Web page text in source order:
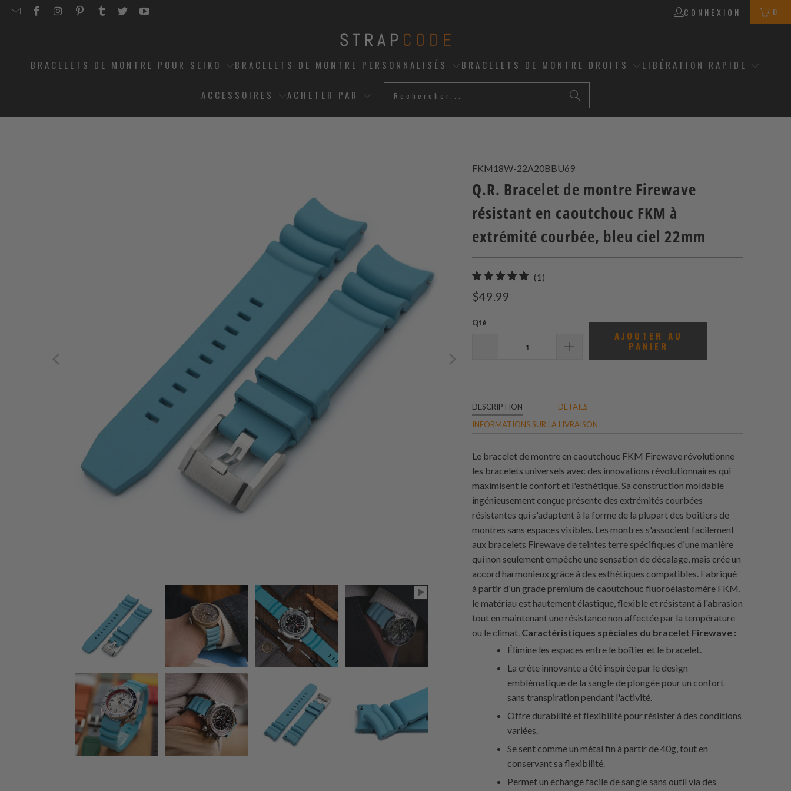
EMAILSTRAPCODE
STRAPCODE
STRAPCODE
STRAPCODE
STRAPCODE
STRAPCODE
CONNEXION 0
BRACELETS DE MONTRE POUR SEIKO BRACELETS DE MONTRE PERSONNALISÉS BRACELETS DE MONTRE DROITS LIBÉRATION RAPIDE
ACCESSOIRES ACHETER PAR
FKM18W-22A20BBU69
Q.R. Bracelet de montre Firewave
résistant en caoutchouc FKM à
extrémité courbée, bleu ciel 22mm
(1)
$49.99
Qté
AJOUTER AU
PANIER
DESCRIPTION
DÉTAILS
INFORMATIONS SUR LA LIVRAISON
Le bracelet de montre en caoutchouc FKM Firewave révolutionne
les bracelets universels avec des innovations révolutionnaires qui
maximisent le confort et l'esthétique. Sa construction moldable
ingénieusement conçue présente des extrémités courbées
résistantes qui s'adaptent à la forme de la plupart des boîtiers de
montres sans espaces visibles. Les montres s'associent facilement
aux bracelets Firewave de teintes terre spécifiques d'une manière
qui non seulement empêche une sensation de décalage, mais crée un
accord harmonieux grâce à des esthétiques compatibles. Fabriqué
à partir d'un grade premium de caoutchouc fluoroélastomère FKM,
le matériau est hautement élastique, flexible et résistant à l'abrasion
tout en maintenant une résistance non affectée par la température
ou le climat. Caractéristiques spéciales du bracelet Firewave :
Élimine les espaces entre le boîtier et le bracelet.
La crête innovante a été inspirée par le design
emblématique de la sangle de plongée pour un confort
sans transpiration pendant l'activité.
Offre durabilité et flexibilité pour résister à des conditions
variées.
Se sent comme un métal fin à partir de 40g, tout en
conservant sa flexibilité.
Permet un échange facile de sangle sans outil via des